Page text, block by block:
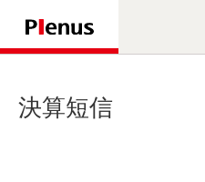
決算短信